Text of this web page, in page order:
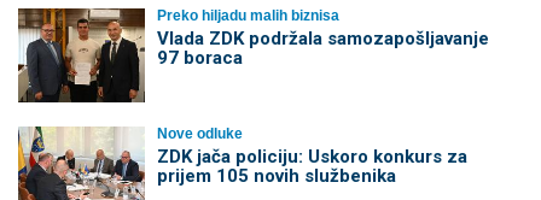
Preko hiljadu malih biznisa
Vlada ZDK podržala samozapošljavanje
97 boraca
Nove odluke
ZDK jača policiju: Uskoro konkurs za
prijem 105 novih službenika